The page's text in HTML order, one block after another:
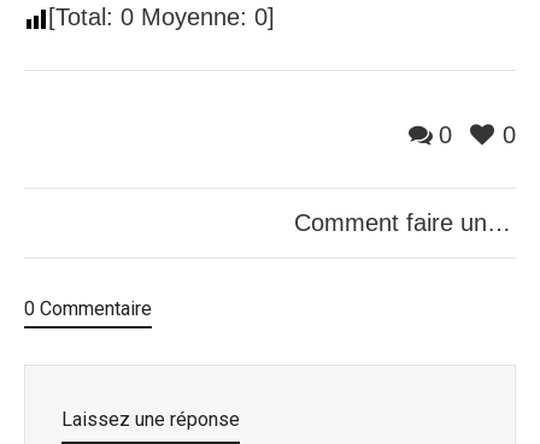
[Total: 0 Moyenne: 0]
0
0
Comment faire un prêt rapide sans enquête de crédit ?
0 Commentaire
Laissez une réponse